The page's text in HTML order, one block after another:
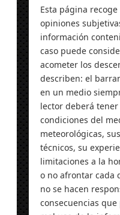
Esta página
opiniones
información
caso puede
acometer los
describen: el
en un medio
lector deberá
condiciones del
meteorológicas,
técnicos, su
limitaciones a la
o no afrontar cada
no se hacen
consecuencias